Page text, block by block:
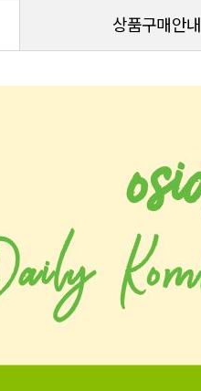
상품구매안내